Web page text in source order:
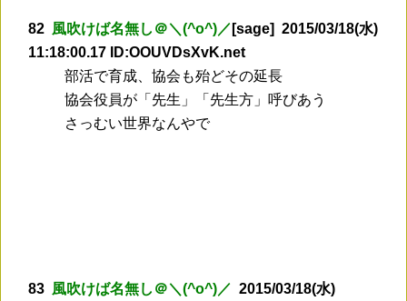
82 風吹けば名無し＠＼(^o^)／ [sage] 2015/03/18(水)
11:18:00.17 ID:OOUVDsXvK.net
部活で育成、協会も殆どその延長
協会役員が「先生」「先生方」呼びあう
さっむい世界なんやで
83 風吹けば名無し＠＼(^o^)／ 2015/03/18(水)